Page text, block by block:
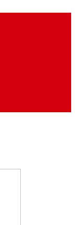
области на сайте